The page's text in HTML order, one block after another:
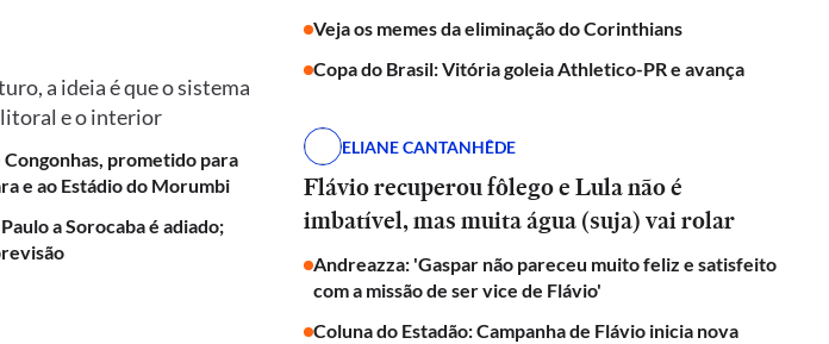
a ideia é que o sistema
litoral e o interior
prometido para
e ao Estádio do Morumbi
a Sorocaba é adiado;
Veja os memes da eliminação do Corinthians
Copa do Brasil: Vitória goleia Athletico-PR e avança
ELIANE CANTANHÊDE
Flávio recuperou fôlego e Lula não é
imbatível, mas muita água (suja) vai rolar
Andreazza: 'Gaspar não pareceu muito feliz e satisfeito
com a missão de ser vice de Flávio'
Coluna do Estadão: Campanha de Flávio inicia nova